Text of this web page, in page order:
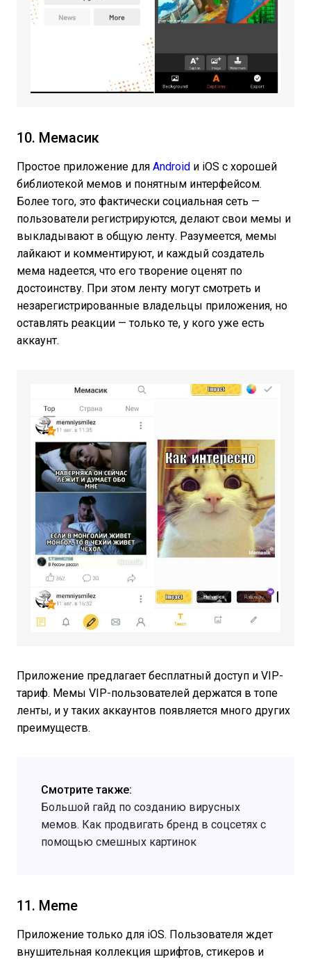
10. Мемасик
Простое приложение для Android и iOS с хорошей
библиотекой мемов и понятным интерфейсом.
Более того, это фактически социальная сеть —
пользователи регистрируются, делают свои мемы и
выкладывают в общую ленту. Разумеется, мемы
лайкают и комментируют, и каждый создатель
мема надеется, что его творение оценят по
достоинству. При этом ленту могут смотреть и
незарегистрированные владельцы приложения, но
оставлять реакции — только те, у кого уже есть
аккаунт.
Приложение предлагает бесплатный доступ и VIP-
тариф. Мемы VIP-пользователей держатся в топе
ленты, и у таких аккаунтов появляется много других
преимуществ.
Смотрите также:
Большой гайд по созданию вирусных
мемов. Как продвигать бренд в соцсетях с
помощью смешных картинок
11. Мeme
Приложение только для iOS. Пользователя ждет
внушительная коллекция шрифтов, стикеров и